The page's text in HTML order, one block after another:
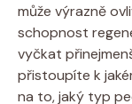
může výrazně
schopnost
vyčkat
přistoupíte k
na to, jaký typ